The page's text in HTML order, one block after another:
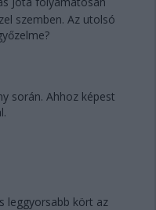
szemben. Az utolsó
során. Ahhoz képest
leggyorsabb kört az